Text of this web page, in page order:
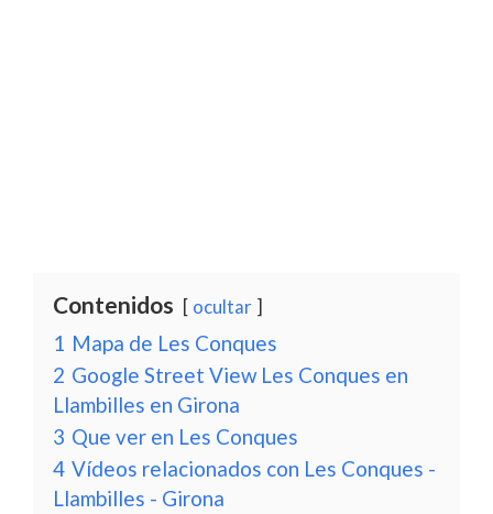
Contenidos ocultar
1 Mapa de Les Conques
2 Google Street View Les Conques en
Llambilles en Girona
3 Que ver en Les Conques
4 Vídeos relacionados con Les Conques -
Llambilles - Girona